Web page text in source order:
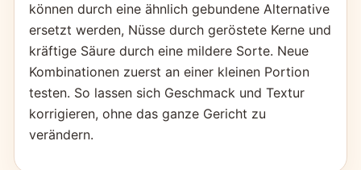
können durch eine ähnlich gebundene Alternative
ersetzt werden, Nüsse durch geröstete Kerne und
kräftige Säure durch eine mildere Sorte. Neue
Kombinationen zuerst an einer kleinen Portion
testen. So lassen sich Geschmack und Textur
korrigieren, ohne das ganze Gericht zu
verändern.